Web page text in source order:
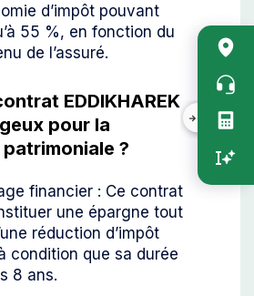
d’impôt pouvant
55 %, en fonction du
de l’assuré.
EDDIKHAREK
pour la
?
financier : Ce contrat
une épargne tout
réduction d’impôt
condition que sa durée
8 ans.